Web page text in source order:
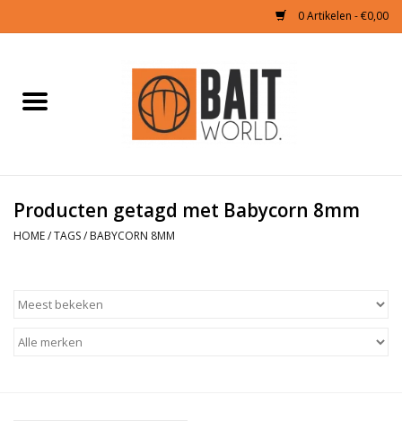
0 Artikelen - €0,00
Boilies & Additieven
Pellets
Producten getagd met Babycorn 8mm
HOME/TAGS/ BABYCORN 8MM